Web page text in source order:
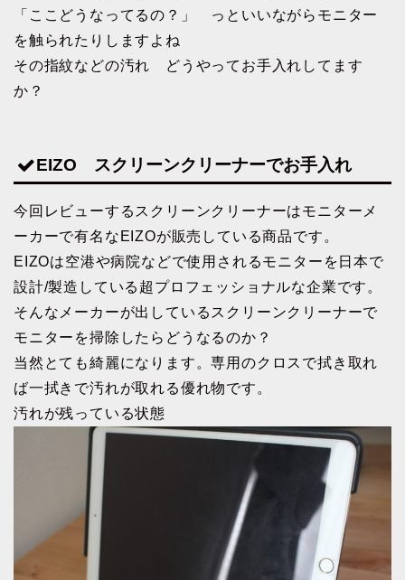
「ここどうなってるの？」 っといいながらモニター
を触られたりしますよね
その指紋などの汚れ どうやってお手入れしてます
か？
EIZO スクリーンクリーナーでお手入れ
今回レビューするスクリーンクリーナーはモニターメ
ーカーで有名なEIZOが販売している商品です。
EIZOは空港や病院などで使用されるモニターを日本で
設計/製造している超プロフェッショナルな企業です。
そんなメーカーが出しているスクリーンクリーナーで
モニターを掃除したらどうなるのか？
当然とても綺麗になります。専用のクロスで拭き取れ
ば一拭きで汚れが取れる優れ物です。
汚れが残っている状態